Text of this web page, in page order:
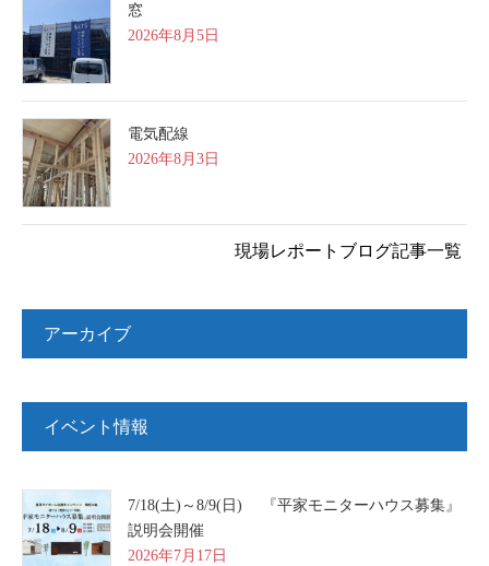
窓
2026年8月5日
電気配線
2026年8月3日
現場レポートブログ記事一覧
アーカイブ
イベント情報
7/18(土)～8/9(日) 『平家モニターハウス募集』
説明会開催
2026年7月17日